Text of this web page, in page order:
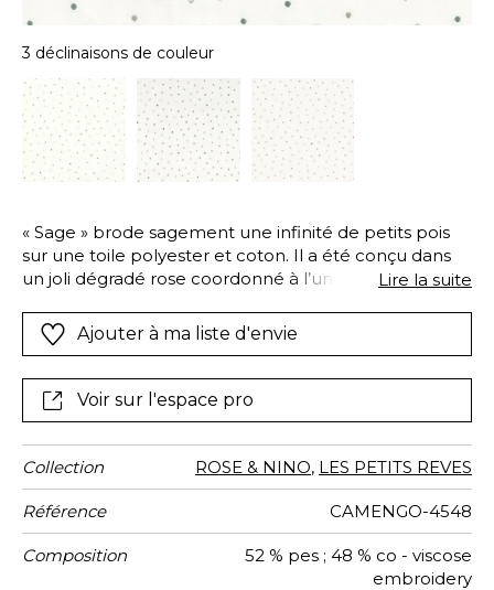
3 déclinaisons de couleur
« Sage » brode sagement une infinité de petits pois
sur une toile polyester et coton. Il a été conçu dans
un joli dégradé rose coordonné à l’univers « Olivia &
Cet adorable intemporel est un grand classique de la
décoration pour le bébé, toujours apprécié !
Lire la suite
Ajouter à ma liste d'envie
Voir sur l'espace pro
Collection ROSE & NINO, LES PETITS REVES
Référence CAMENGO-4548
Composition
52 % pes ; 48 % co - viscose
embroidery